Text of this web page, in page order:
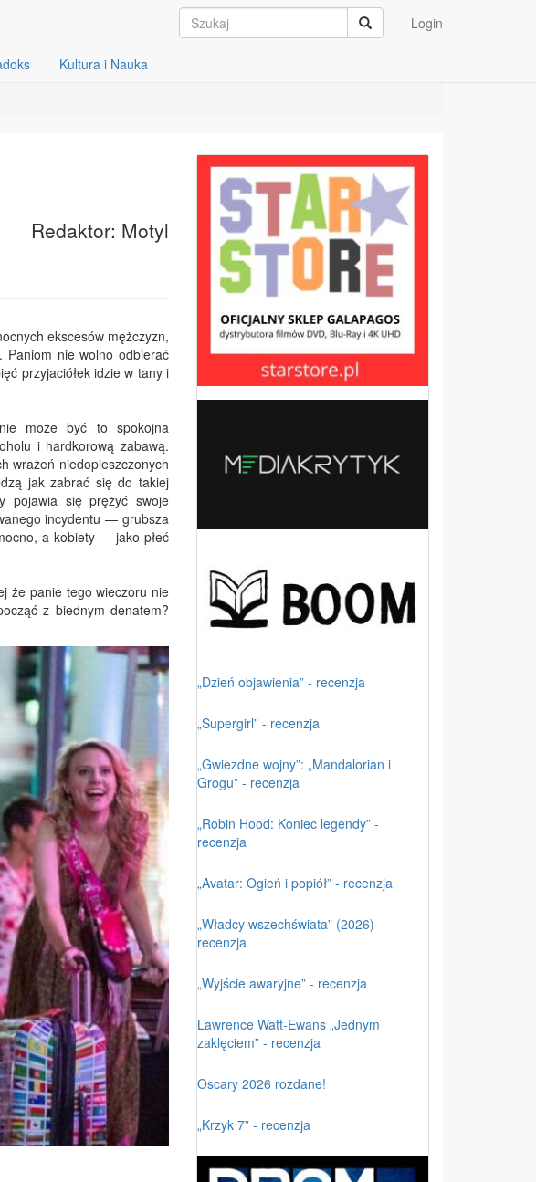
Login
Kultura i Nauka
Redaktor: Motyl
ekscesów mężczyzn,
Paniom nie wolno odbierać
przyjaciółek idzie w tany i
może być to spokojna
i hardkorową zabawą.
wrażeń niedopieszczonych
jak zabrać się do takiej
pojawia się prężyć swoje
incydentu — grubsza
a kobiety — jako płeć
że panie tego wieczoru nie
z biednym denatem?
„Dzień objawienia” - recenzja
„Supergirl” - recenzja
„Gwiezdne wojny”: „Mandalorian i
Grogu” - recenzja
„Robin Hood: Koniec legendy” -
recenzja
„Avatar: Ogień i popiół” - recenzja
„Władcy wszechświata” (2026) -
recenzja
„Wyjście awaryjne” - recenzja
Lawrence Watt-Ewans „Jednym
zaklęciem” - recenzja
Oscary 2026 rozdane!
„Krzyk 7” - recenzja